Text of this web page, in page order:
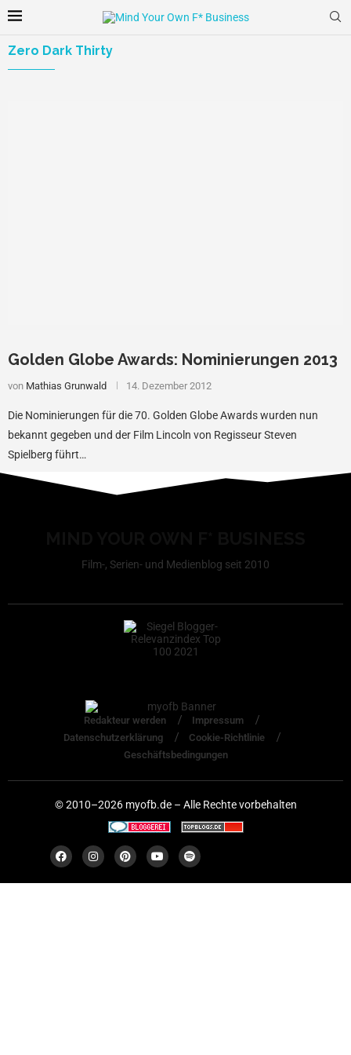
Zero Dark Thirty
Golden Globe Awards: Nominierungen 2013
von Mathias Grunwald 14. Dezember 2012
Die Nominierungen für die 70. Golden Globe Awards wurden nun
bekannt gegeben und der Film Lincoln von Regisseur Steven
Spielberg führt…
Film-, Serien- und Medienblog seit 2010
Redakteur werden
Impressum
Datenschutzerklärung
Cookie-Richtlinie
Geschäftsbedingungen
© 2010–2026 myofb.de – Alle Rechte vorbehalten